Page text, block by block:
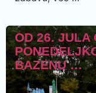
OD 26. JULA
BAZENU …